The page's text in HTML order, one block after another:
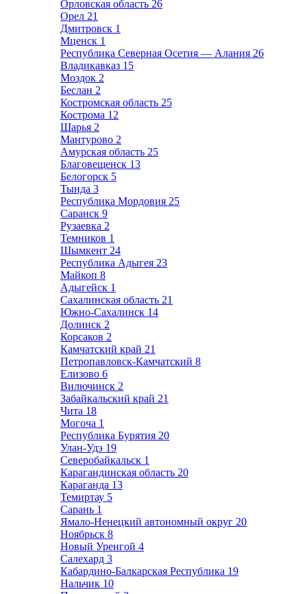
Орловская область 26
Орел 21
Дмитровск 1
Мценск 1
Республика Северная Осетия — Алания 26
Владикавказ 15
Моздок 2
Беслан 2
Костромская область 25
Кострома 12
Шарья 2
Мантурово 2
Амурская область 25
Благовещенск 13
Белогорск 5
Тында 3
Республика Мордовия 25
Саранск 9
Рузаевка 2
Темников 1
Шымкент 24
Республика Адыгея 23
Майкоп 8
Адыгейск 1
Сахалинская область 21
Южно-Сахалинск 14
Долинск 2
Корсаков 2
Камчатский край 21
Петропавловск-Камчатский 8
Елизово 6
Вилючинск 2
Забайкальский край 21
Чита 18
Могоча 1
Республика Бурятия 20
Улан-Удэ 19
Северобайкальск 1
Карагандинская область 20
Караганда 13
Темиртау 5
Сарань 1
Ямало-Ненецкий автономный округ 20
Ноябрьск 8
Новый Уренгой 4
Салехард 3
Кабардино-Балкарская Республика 19
Нальчик 10